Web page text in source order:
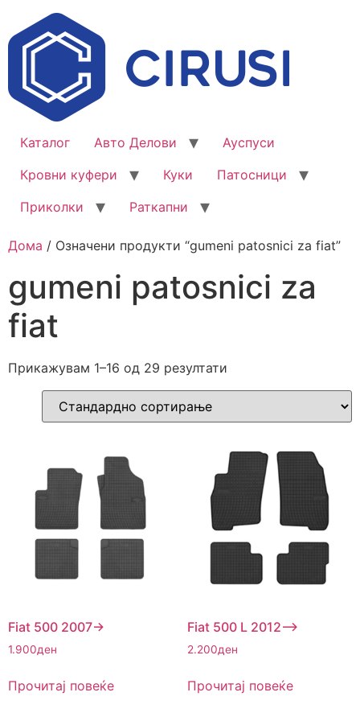
Каталог Авто Делови
Ауспуси
Кровни куфери
Куки
Патосници
Приколки
Раткапни
Дома / Означени продукти “gumeni patosnici za fiat”
gumeni patosnici za
fiat
Прикажувам 1–16 од 29 резултати
Fiat 500 2007->
1.900ден
Прочитај повеќе
Fiat 500 L 2012–>
2.200ден
Прочитај повеќе